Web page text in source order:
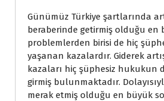
Günümüz Türkiye şartlarında
beraberinde getirmiş olduğu en
problemlerden birisi de hiç
yaşanan kazalardır. Giderek
kazaları hiç şüphesiz hukukun
girmiş bulunmaktadır.
merak etmiş olduğu en büyük